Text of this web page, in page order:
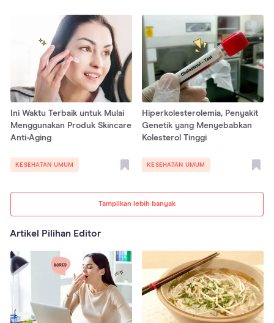
Tampilkan lebih banyak
Ini Waktu Terbaik untuk Mulai
Menggunakan Produk Skincare
Anti-Aging
KESEHATAN UMUM
Hiperkolesterolemia, Penyakit
Genetik yang Menyebabkan
Kolesterol Tinggi
KESEHATAN UMUM
Artikel Pilihan Editor